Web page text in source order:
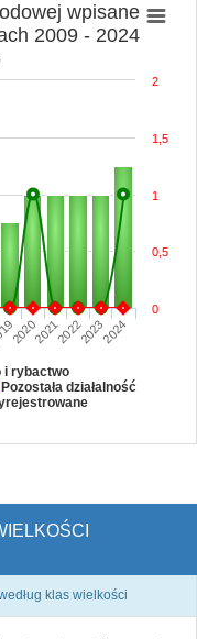
wpisane
2009 - 2024
20202021202220232024
0
0,5
1
1,5
2
i rybactwo
Pozostała działalność
klas wielkości